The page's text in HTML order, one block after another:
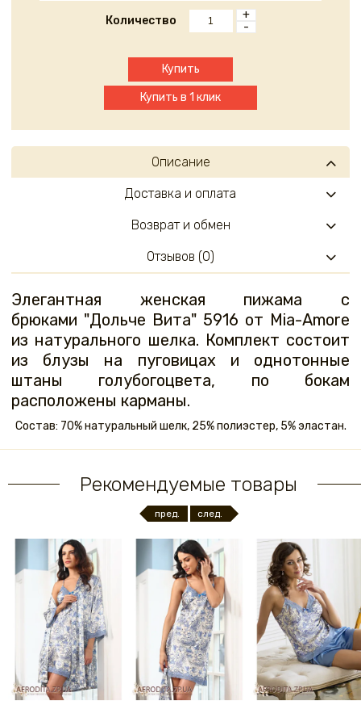
Количество
+
-
Купить
Купить в 1 клик
Описание
Элегантная женская пижама с
брюками "Дольче Вита" 5916 от Mia-Amore
из натурального шелка. Комплект состоит
из блузы на пуговицах и однотонные
штаны голубогоцвета, по бокам
расположены карманы.
Состав: 70% натуральный шелк, 25% полиэстер, 5% эластан.
Доставка и оплата
Возврат и обмен
Отзывов (0)
Рекомендуемые товары
пред. след.